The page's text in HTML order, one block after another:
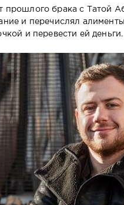
брака с Татой
и перечислял
и перевести ей деньги.